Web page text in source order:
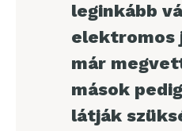
leginkább
elektromos
már
mások
látják